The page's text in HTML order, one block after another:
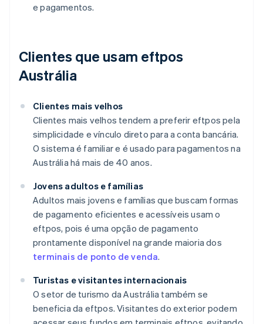
e pagamentos.
Clientes que usam eftpos
Austrália
Clientes mais velhos
Clientes mais velhos tendem a preferir eftpos pela
simplicidade e vínculo direto para a conta bancária.
O sistema é familiar e é usado para pagamentos na
Austrália há mais de 40 anos.
Jovens adultos e famílias
Adultos mais jovens e famílias que buscam formas
de pagamento eficientes e acessíveis usam o
eftpos, pois é uma opção de pagamento
prontamente disponível na grande maioria dos
terminais de ponto de venda.
Turistas e visitantes internacionais
O setor de turismo da Austrália também se
beneficia da eftpos. Visitantes do exterior podem